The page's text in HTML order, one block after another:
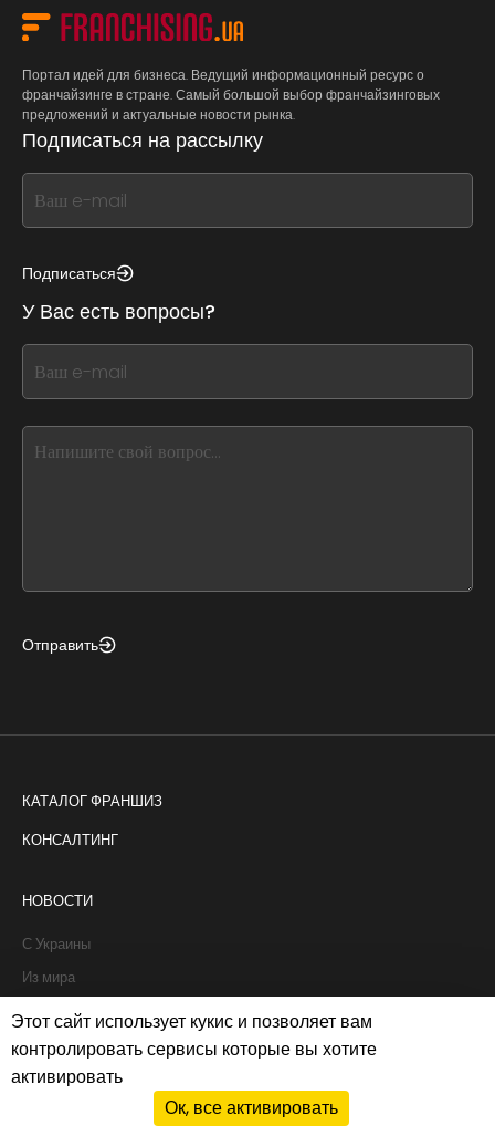
Портал идей для бизнеса. Ведущий информационный ресурс о
франчайзинге в стране. Самый большой выбор франчайзинговых
предложений и актуальные новости рынка.
Подписаться на рассылку
If
you
this,
this
form
field
blank
Подписаться
У Вас есть вопросы?
If
you
this,
Отправить
КАТАЛОГ ФРАНШИЗ
КОНСАЛТИНГ
НОВОСТИ
С Украины
Из мира
Интервью
Истории франчайзи
Рапорты
Этот сайт использует кукис и позволяет вам
контролировать сервисы которые вы хотите
активировать
Ок, все активировать